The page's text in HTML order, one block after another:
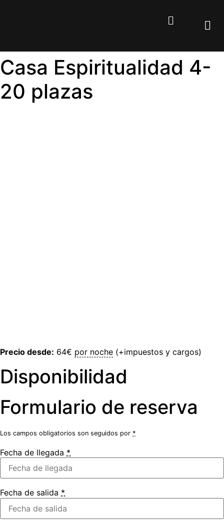
Casa Espiritualidad 4-
20 plazas
Precio desde: 64€ por noche (+impuestos y cargos)
Disponibilidad
Formulario de reserva
Los campos obligatorios son seguidos por *
Fecha de llegada *
Fecha de salida *